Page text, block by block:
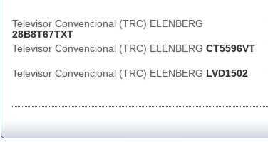
Televisor Convencional (TRC) ELENBERG
28B8T67TXT
Televisor Convencional (TRC) ELENBERG CT5596VT
Televisor Convencional (TRC) ELENBERG LVD1502